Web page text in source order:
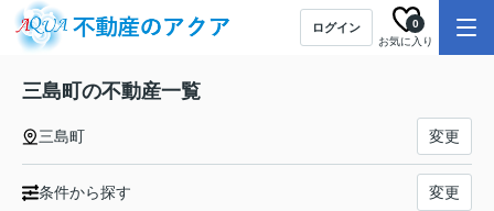
ログイン
お気に入り
0
三島町の不動産一覧
三島町 変更
条件から探す 変更